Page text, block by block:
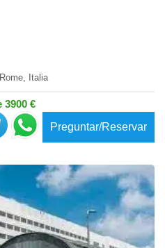
Italia
3900 €
Preguntar/Reservar